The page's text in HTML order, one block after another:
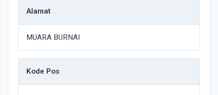
Alamat
MUARA BURNAI
Kode Pos